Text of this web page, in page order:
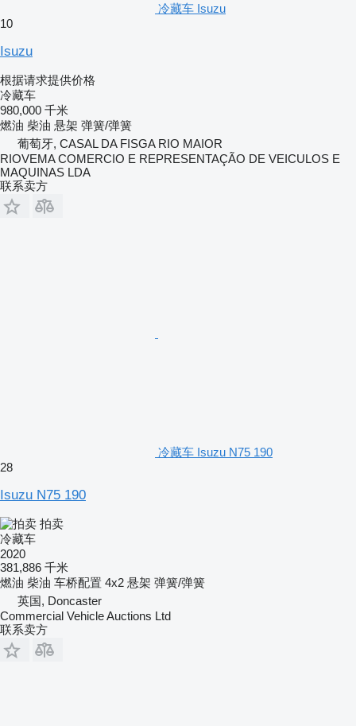
冷藏车 Isuzu
10
Isuzu
根据请求提供价格
冷藏车
980,000 千米
燃油 柴油 悬架 弹簧/弹簧
葡萄牙, CASAL DA FISGA RIO MAIOR
RIOVEMA COMERCIO E REPRESENTAÇÃO DE VEICULOS E
MAQUINAS LDA
联系卖方
冷藏车 Isuzu N75 190
28
Isuzu N75 190
拍卖
冷藏车
2020
381,886 千米
燃油 柴油 车桥配置 4x2 悬架 弹簧/弹簧
英国, Doncaster
Commercial Vehicle Auctions Ltd
联系卖方